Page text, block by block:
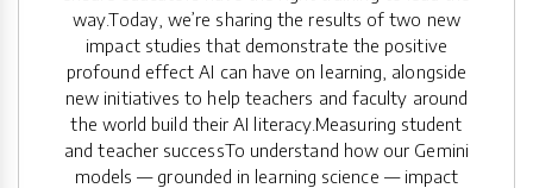
way.Today, we’re sharing the results of two new
impact studies that demonstrate the positive
profound effect AI can have on learning, alongside
new initiatives to help teachers and faculty around
the world build their AI literacy.Measuring student
and teacher successTo understand how our Gemini
models — grounded in learning science — impact